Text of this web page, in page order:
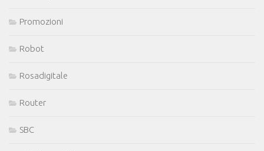
Promozioni
Robot
Rosadigitale
Router
SBC